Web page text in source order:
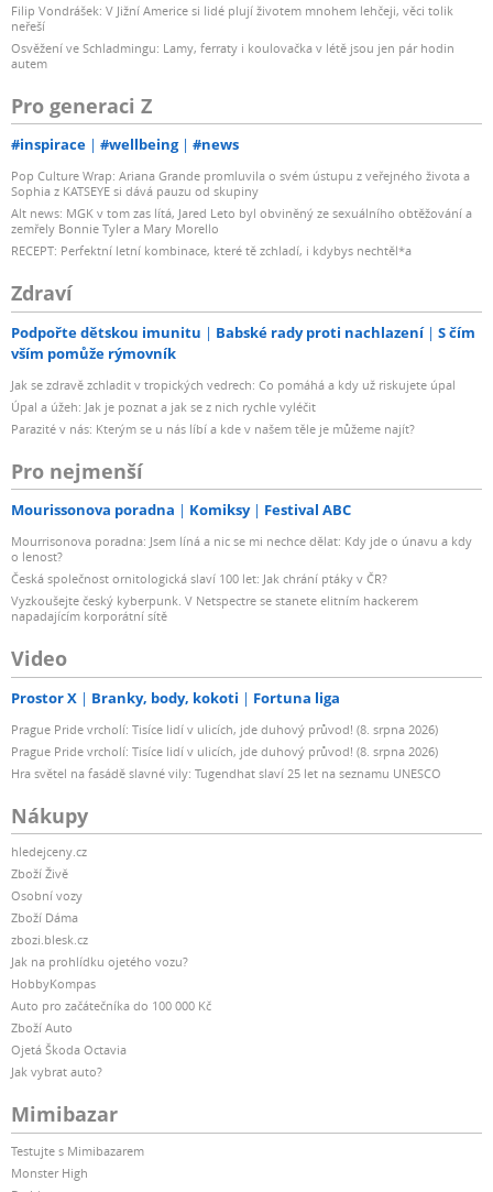
Filip Vondrášek: V Jižní Americe si lidé plují životem mnohem lehčeji, věci tolik
neřeší
Osvěžení ve Schladmingu: Lamy, ferraty i koulovačka v létě jsou jen pár hodin
autem
Pro generaci Z
#inspirace #wellbeing #news
Pop Culture Wrap: Ariana Grande promluvila o svém ústupu z veřejného života a
Sophia z KATSEYE si dává pauzu od skupiny
Alt news: MGK v tom zas lítá, Jared Leto byl obviněný ze sexuálního obtěžování a
zemřely Bonnie Tyler a Mary Morello
RECEPT: Perfektní letní kombinace, které tě zchladí, i kdybys nechtěl*a
Zdraví
Podpořte dětskou imunitu Babské rady proti nachlazení
S čím
vším pomůže rýmovník
Jak se zdravě zchladit v tropických vedrech: Co pomáhá a kdy už riskujete úpal
Úpal a úžeh: Jak je poznat a jak se z nich rychle vyléčit
Parazité v nás: Kterým se u nás líbí a kde v našem těle je můžeme najít?
Pro nejmenší
Mourissonova poradna Komiksy Festival ABC
Mourrisonova poradna: Jsem líná a nic se mi nechce dělat: Kdy jde o únavu a kdy
o lenost?
Česká společnost ornitologická slaví 100 let: Jak chrání ptáky v ČR?
Vyzkoušejte český kyberpunk. V Netspectre se stanete elitním hackerem
napadajícím korporátní sítě
Video
Prostor X Branky, body, kokoti Fortuna liga
Prague Pride vrcholí: Tisíce lidí v ulicích, jde duhový průvod! (8. srpna 2026)
Prague Pride vrcholí: Tisíce lidí v ulicích, jde duhový průvod! (8. srpna 2026)
Hra světel na fasádě slavné vily: Tugendhat slaví 25 let na seznamu UNESCO
Nákupy
hledejceny.cz
Zboží Živě
Osobní vozy
Zboží Dáma
zbozi.blesk.cz
Jak na prohlídku ojetého vozu?
HobbyKompas
Auto pro začátečníka do 100 000 Kč
Zboží Auto
Ojetá Škoda Octavia
Jak vybrat auto?
Mimibazar
Testujte s Mimibazarem
Monster High